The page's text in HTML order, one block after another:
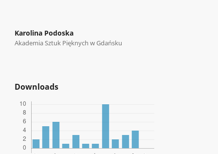
Karolina Podoska
Akademia Sztuk Pięknych w Gdańsku
Downloads